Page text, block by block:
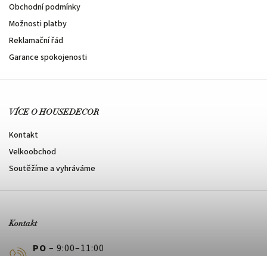
Obchodní podmínky
Možnosti platby
Reklamační řád
Garance spokojenosti
VÍCE O HOUSEDECOR
Kontakt
Velkoobchod
Soutěžíme a vyhráváme
Kontakt
PO – 9:00–11:00